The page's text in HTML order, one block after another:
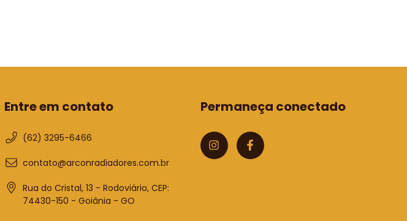
Entre em contato
(62) 3295-6466
contato@arconradiadores.com.br
Rua do Cristal, 13 - Rodoviário, CEP:
74430-150 - Goiânia - GO
Permaneça conectado